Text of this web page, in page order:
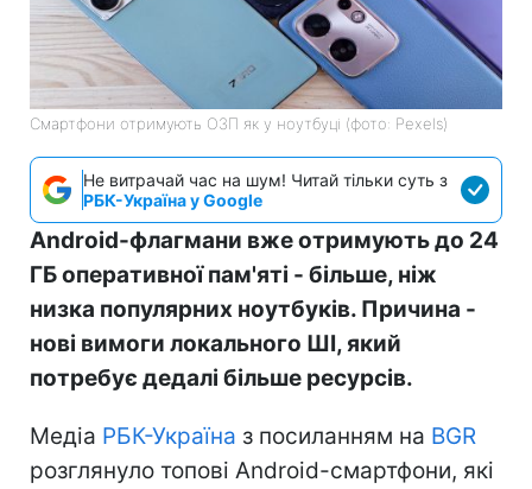
Смартфони отримують ОЗП як у ноутбуці (фото: Pexels)
Не витрачай час на шум! Читай тільки суть з
РБК-Україна у Google
Android-флагмани вже отримують до 24
ГБ оперативної пам'яті - більше, ніж
низка популярних ноутбуків. Причина -
нові вимоги локального ШІ, який
потребує дедалі більше ресурсів.
Медіа РБК-Україна з посиланням на BGR
розглянуло топові Android-смартфони, які